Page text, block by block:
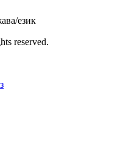
език
reserved.